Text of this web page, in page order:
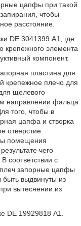
цапфы при такой
чтобы
расстояние.
DE 3041399 А1, где
крепежного элемента
компонент.
пластина для
крепежное плечо для
щелевого
направлении фальца
того, чтобы в
цапфа и створка
отверстие
помещения
чего
соответствии с
запорные цапфы
быть выдвинуты из
вытеснении из
DE 19929818 А1.